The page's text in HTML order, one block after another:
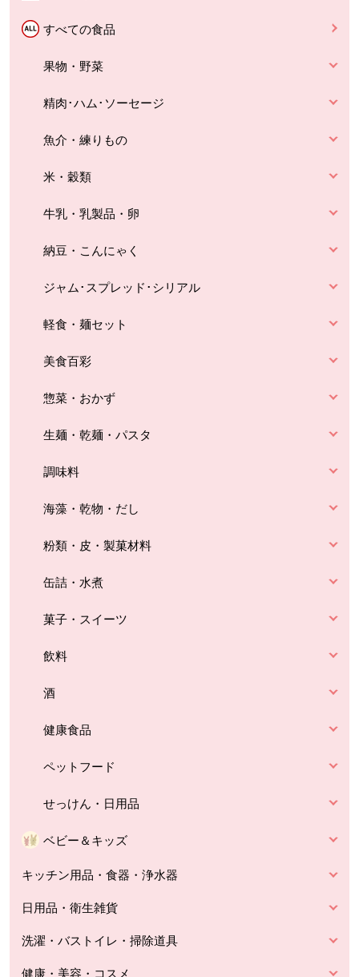
すべての食品
果物・野菜
精肉･ハム･ソーセージ
魚介・練りもの
米・穀類
牛乳・乳製品・卵
納豆・こんにゃく
ジャム･スプレッド･シリアル
軽食・麺セット
美食百彩
惣菜・おかず
生麺・乾麺・パスタ
調味料
海藻・乾物・だし
粉類・皮・製菓材料
缶詰・水煮
菓子・スイーツ
飲料
酒
健康食品
ペットフード
せっけん・日用品
ベビー＆キッズ
キッチン用品・食器・浄水器
日用品・衛生雑貨
洗濯・バストイレ・掃除道具
健康・美容・コスメ